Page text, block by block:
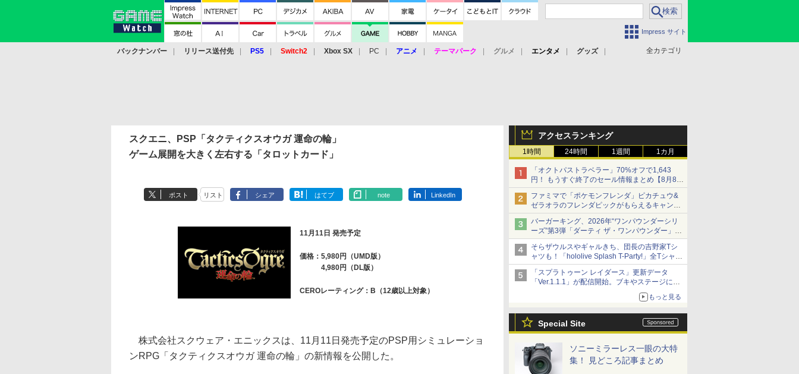
Impress サイト
全カテゴリ
バックナンバー リリース送付先 PS5 Switch2 Xbox SX PC アニメ テーマパーク グルメ エンタメ
グッズ
アクセスランキング
1時間 24時間 1週間 1カ月
「オクトパストラベラー」70%オフで1,643
円！ もうすぐ終了のセール情報まとめ【8月8日
更新】
ニンテンドーeショップでは「大神 絶景版」が
67%オフで990円
ファミマで「ポケモンフレンダ」ピカチュウ&
ゼラオラのフレンダピックがもらえるキャンペ
ーン開催！
バーガーキング、2026年“ワンパウンダーシリ
ーズ”第3弾「ダーティ ザ・ワンパウンダー」を
8月7日発売
「特製ガーリックマヨソース」を使用した超大
型チーズバーガー
そらザウルスやギャルきち、団長の吉野家Tシ
ャツも！「hololive Splash T-Party!」全Tシャツ
ラインナップ公開＆オンライン販売開始
「スプラトゥーン レイダース」更新データ
「Ver.1.1.1」が配信開始。ブキやステージに関
もっと見る
Special Site
ソニーミラーレス一眼の大特
集！ 見どころ記事まとめ
スクエニ、PSP「タクティクスオウガ 運命の輪」
ゲーム展開を大きく左右する「タロットカード」
ポスト リスト シェア はてブ note LinkedIn
11月11日 発売予定
価格：5,980円（UMD版）
4,980円（DL版）
CEROレーティング：B（12歳以上対象）
株式会社スクウェア・エニックスは、11月11日発売予定のPSP用シミュレーショ
ンRPG「タクティクスオウガ 運命の輪」の新情報を公開した。